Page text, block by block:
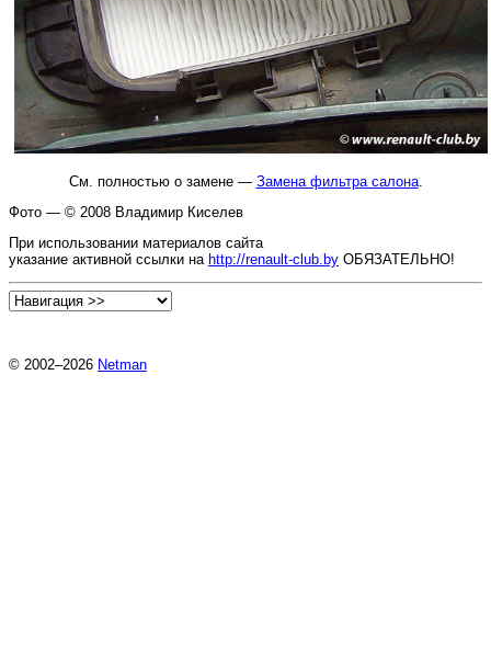
См. полностью о замене — Замена фильтра салона.
Фото — © 2008 Владимир Киселев
При использовании материалов сайта
указание активной ссылки на http://renault-club.by ОБЯЗАТЕЛЬНО!
© 2002–2026 Netman